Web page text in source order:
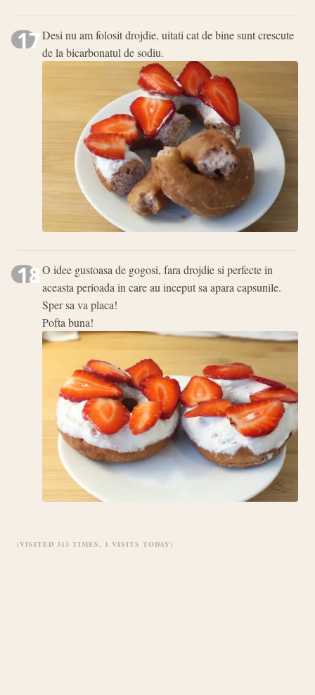
17Desi nu am folosit drojdie, uitati cat de bine sunt crescute
de la bicarbonatul de sodiu.
18O idee gustoasa de gogosi, fara drojdie si perfecte in
aceasta perioada in care au inceput sa apara capsunile.
Sper sa va placa!
Pofta buna!
(VISITED 313 TIMES, 1 VISITS TODAY)